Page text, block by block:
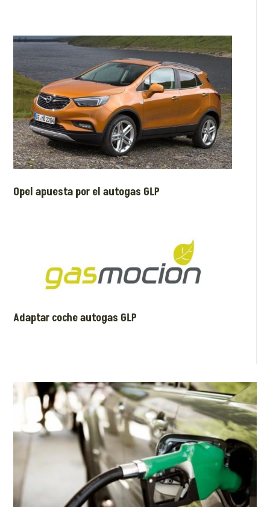
Opel apuesta por el autogas GLP
Adaptar coche autogas GLP